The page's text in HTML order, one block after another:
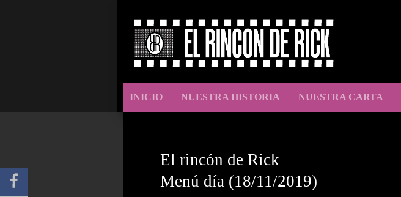
INICIO NUESTRA HISTORIA NUESTRA CARTA
El rincón de Rick
Menú día (18/11/2019)